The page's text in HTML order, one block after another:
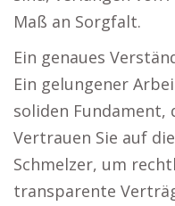
Maß an Sorgfalt.
Ein genaues
Ein gelungener
soliden Fundament,
Vertrauen Sie auf
Schmelzer, um
transparente